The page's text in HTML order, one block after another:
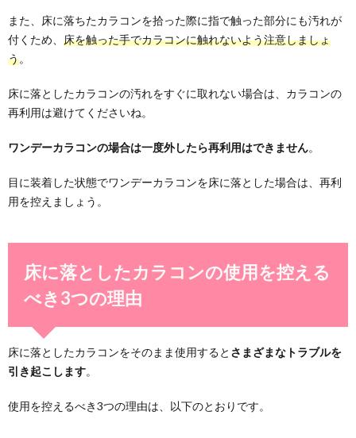
また、床に落ちたカラコンを拾った際に指で触った部分にも汚れが
付くため、 床を触った手でカラコンに触れないよう注意しましょ
う。
床に落としたカラコンの汚れをすぐに取れない場合は、カラコンの
再利用は避けてくださいね。
ワンデーカラコンの場合は一度外したら再利用はできません。
目に装着した状態でワンデーカラコンを床に落とした場合は、再利
用を控えましょう。
床に落としたカラコンの使用を控える
べき3つの理由
床に落としたカラコンをそのまま使用すると さまざまなトラブルを
引き起こします。
使用を控えるべき3つの理由は、以下のとおりです。